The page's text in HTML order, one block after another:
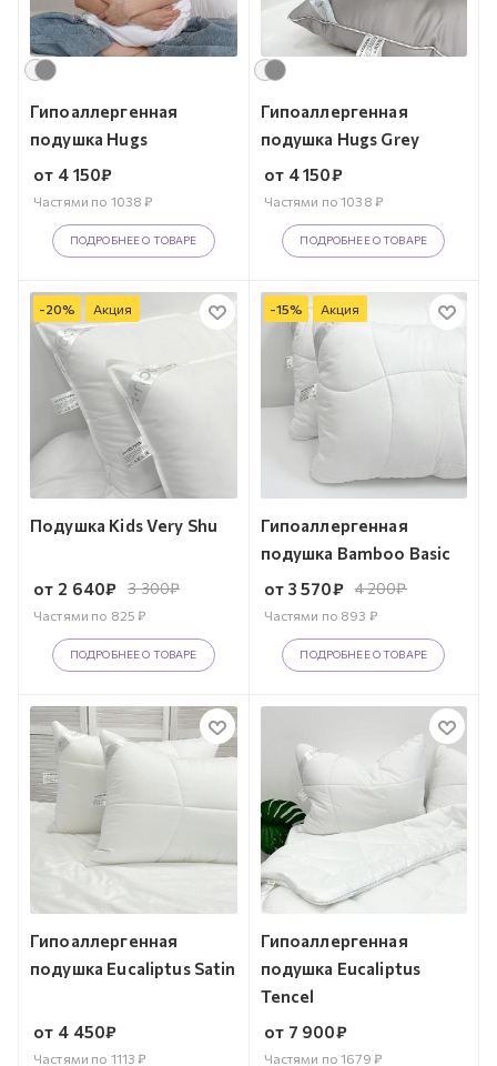
Гипоаллергенная
подушка Hugs
от 4 150₽
Частями по 1038 ₽
ПОДРОБНЕЕ О ТОВАРЕ
Гипоаллергенная
подушка Hugs Grey
от 4 150₽
Частями по1038 ₽
ПОДРОБНЕЕ О ТОВАРЕ
-20% Акция
Подушка Kids Very Shu
от 2 640₽ 3 300₽
Частями по 825 ₽
ПОДРОБНЕЕ О ТОВАРЕ
-15% Акция
Гипоаллергенная
подушка Bamboo Basic
от 3 570₽ 4 200₽
Частями по 893 ₽
ПОДРОБНЕЕ О ТОВАРЕ
Гипоаллергенная
подушка Eucaliptus Satin
от 4 450₽
Частями по 1113 ₽
Гипоаллергенная
подушка Eucaliptus
Tencel
от 7 900₽
Частями по1679 ₽